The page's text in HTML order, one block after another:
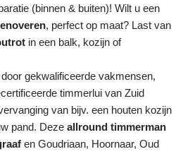
(binnen & buiten)! Wilt u een
, perfect op maat? Last van
in een balk, kozijn of
door gekwalificeerde vakmensen,
timmerlui van Zuid
van bijv. een houten kozijn
pand. Deze allround timmerman
en Goudriaan, Hoornaar, Oud